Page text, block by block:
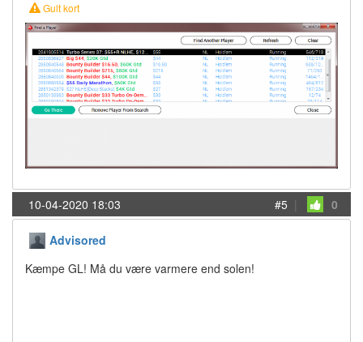
Gult kort
10-04-2020 18:03 #5 | 0
Advisored
Kæmpe GL! Må du være varmere end solen!